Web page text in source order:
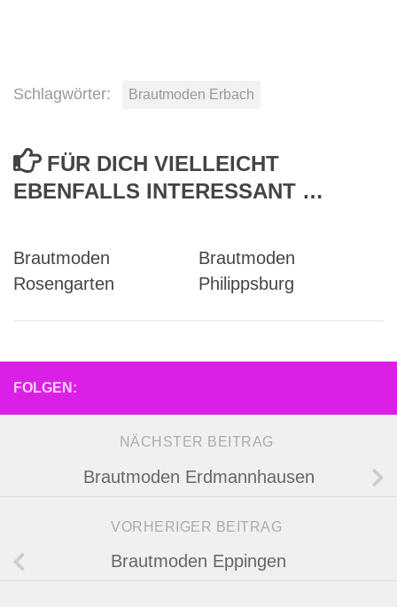
Schlagwörter: Brautmoden Erbach
FÜR DICH VIELLEICHT
EBENFALLS INTERESSANT …
Brautmoden
Rosengarten
Brautmoden
Philippsburg
FOLGEN:
NÄCHSTER BEITRAG
Brautmoden Erdmannhausen
VORHERIGER BEITRAG
Brautmoden Eppingen